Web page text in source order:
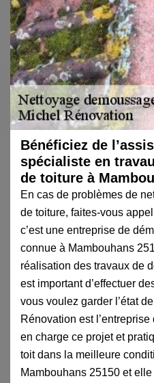
Bénéficiez de
spécialiste en
de toiture à
En cas de problèmes de
de toiture, faites-vous
c’est une entreprise de
connue à Mambouhans
réalisation des travaux de
est important d’effectuer
vous voulez garder l’état
Rénovation est
en charge ce projet et
toit dans la meilleure
Mambouhans 25150 et